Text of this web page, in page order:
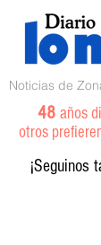
Noticias de
48 años
otros
¡Seguinos